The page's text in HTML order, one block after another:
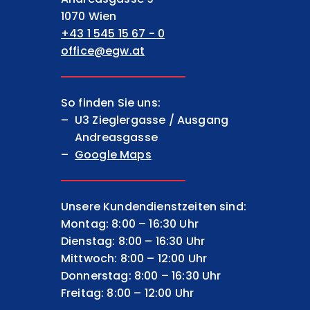
1070 Wien
+43 1 545 15 67 - 0
office@egw.at
So finden Sie uns:
U3 Zieglergasse / Ausgang
Andreasgasse
Google Maps
Unsere Kundendienstzeiten sind:
Montag: 8:00 – 16:30 Uhr
Dienstag: 8:00 – 16:30 Uhr
Mittwoch: 8:00 – 12:00 Uhr
Donnerstag: 8:00 – 16:30 Uhr
Freitag: 8:00 – 12:00 Uhr